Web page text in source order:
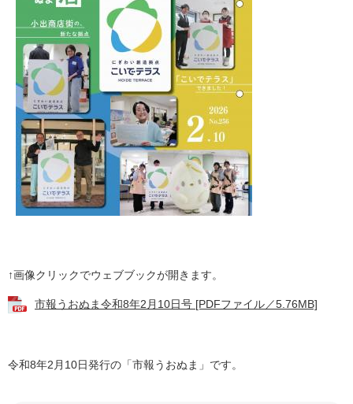
↑画像クリックでウェブブックが開きます。
市報うおぬま令和8年2月10日号 [PDFファイル／5.76MB]
令和8年2月10日発行の「市報うおぬま」です。